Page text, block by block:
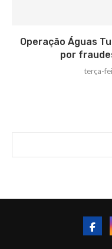
Operação Águas
por
terça-